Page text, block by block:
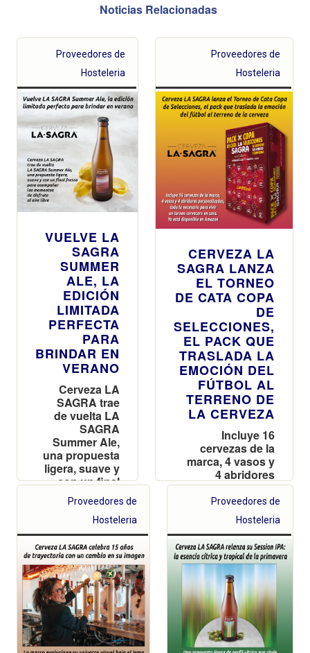
Noticias Relacionadas
Proveedores de
Hosteleria
VUELVE LA
SAGRA
SUMMER
ALE, LA
EDICIÓN
LIMITADA
PERFECTA
PARA
BRINDAR EN
VERANO
Cerveza LA
SAGRA trae
de vuelta LA
SAGRA
Summer Ale,
una propuesta
ligera, suave y
con un final
fresco para
acompañar
los momentos
de disfrute al
aire libre
Proveedores de
Hosteleria
CERVEZA LA
SAGRA LANZA
EL TORNEO
DE CATA COPA
DE
SELECCIONES,
EL PACK QUE
TRASLADA LA
EMOCIÓN DEL
FÚTBOL AL
TERRENO DE
LA CERVEZA
Incluye 16
cervezas de la
marca, 4 vasos y
4 abridores
personalizados,
todo lo necesario
para vivir un
torneo cervecero
en casa. Ya está
disponible en
Amazon
Proveedores de
Hosteleria
Proveedores de
Hosteleria